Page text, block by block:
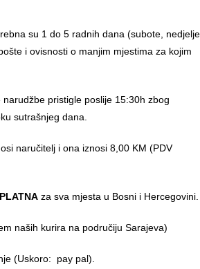
su 1 do 5 radnih dana (subote, nedjelje
i ovisnosti o manjim mjestima za kojim
pristigle poslije 15:30h zbog
sutrašnjeg dana.
naručitelj i ona iznosi 8,00 KM (PDV
za sva mjesta u Bosni i Hercegovini.
naših kurira na područiju Sarajeva)
(Uskoro: pay pal).